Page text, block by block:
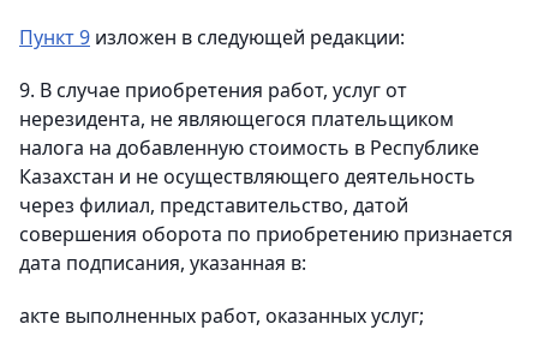
Пункт 9 изложен в следующей редакции:
9. В случае приобретения работ, услуг от
нерезидента, не являющегося плательщиком
налога на добавленную стоимость в Республике
Казахстан и не осуществляющего деятельность
через филиал, представительство, датой
совершения оборота по приобретению признается
дата подписания, указанная в:
акте выполненных работ, оказанных услуг;